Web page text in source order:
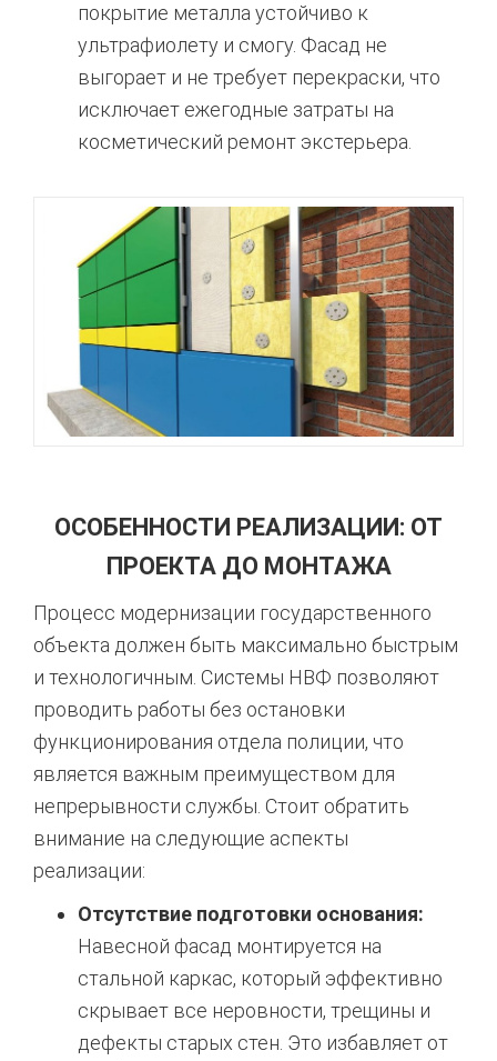
покрытие металла устойчиво к
ультрафиолету и смогу. Фасад не
выгорает и не требует перекраски, что
исключает ежегодные затраты на
косметический ремонт экстерьера.
ОСОБЕННОСТИ РЕАЛИЗАЦИИ: ОТ
ПРОЕКТА ДО МОНТАЖА
Процесс модернизации государственного
объекта должен быть максимально быстрым
и технологичным. Системы НВФ позволяют
проводить работы без остановки
функционирования отдела полиции, что
является важным преимуществом для
непрерывности службы. Стоит обратить
внимание на следующие аспекты
реализации:
Отсутствие подготовки основания:
Навесной фасад монтируется на
стальной каркас, который эффективно
скрывает все неровности, трещины и
дефекты старых стен. Это избавляет от